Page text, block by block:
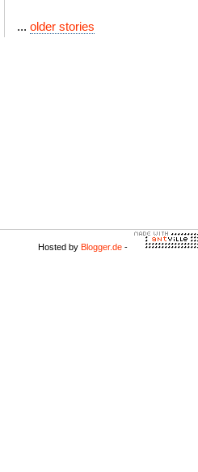
... older stories
Hosted by Blogger.de -